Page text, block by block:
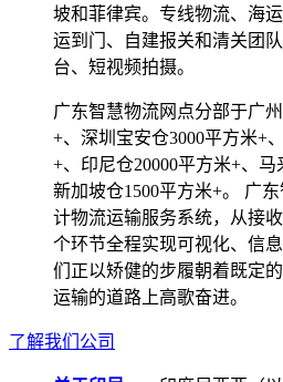
坡和菲律宾。专线物流、海
运到门、自建报关和清关团
台、短视频拍摄。
广东智慧物流网点分部于广
+、深圳宝安仓3000平方米+
+、印尼仓20000平方米+、马
新加坡仓1500平方米+。 广
计物流运输服务系统，从接
个环节全程实现可视化、信
们正以矫健的步履朝着既定
运输的道路上高歌奋进。
了解我们公司